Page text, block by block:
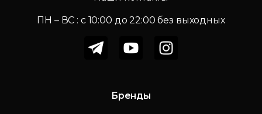
ПН – ВС : c 10:00 до 22:00 без выходных
Бренды